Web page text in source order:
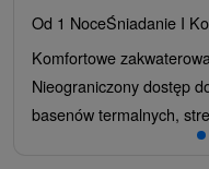
Od 1 NoceŚniadanie I
Komfortowe
Nieograniczony dostęp
basenów termalnych,